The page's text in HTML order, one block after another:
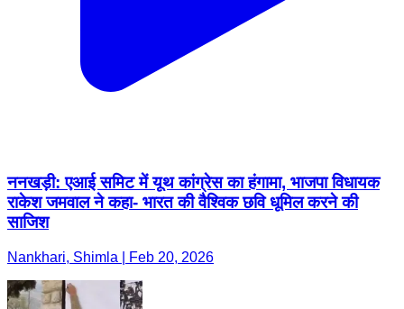
ननखड़ी: एआई समिट में यूथ कांग्रेस का हंगामा, भाजपा विधायक
राकेश जमवाल ने कहा- भारत की वैश्विक छवि धूमिल करने की
साजिश
Nankhari, Shimla | Feb 20, 2026